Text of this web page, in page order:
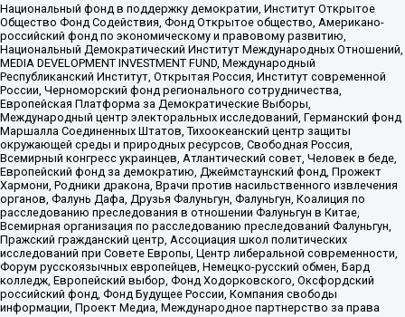
Национальный фонд в поддержку демократии, Институт Открытое
Общество Фонд Содействия, Фонд Открытое общество, Американо-
российский фонд по экономическому и правовому развитию,
Национальный Демократический Институт Международных Отношений,
MEDIA DEVELOPMENT INVESTMENT FUND, Международный
Республиканский Институт, Открытая Россия, Институт современной
России, Черноморский фонд регионального сотрудничества,
Европейская Платформа за Демократические Выборы,
Международный центр электоральных исследований, Германский фонд
Маршалла Соединенных Штатов, Тихоокеанский центр защиты
окружающей среды и природных ресурсов, Свободная Россия,
Всемирный конгресс украинцев, Атлантический совет, Человек в беде,
Европейский фонд за демократию, Джеймстаунский фонд, Прожект
Хармони, Родники дракона, Врачи против насильственного извлечения
органов, Фалунь Дафа, Друзья Фалуньгун, Фалуньгун, Коалиция по
расследованию преследования в отношении Фалуньгун в Китае,
Всемирная организация по расследованию преследований Фалуньгун,
Пражский гражданский центр, Ассоциация школ политических
исследований при Совете Европы, Центр либеральной современности,
Форум русскоязычных европейцев, Немецко-русский обмен, Бард
колледж, Европейский выбор, Фонд Ходорковского, Оксфордский
российский фонд, Фонд Будущее России, Компания свободы
информации, Проект Медиа, Международное партнерство за права